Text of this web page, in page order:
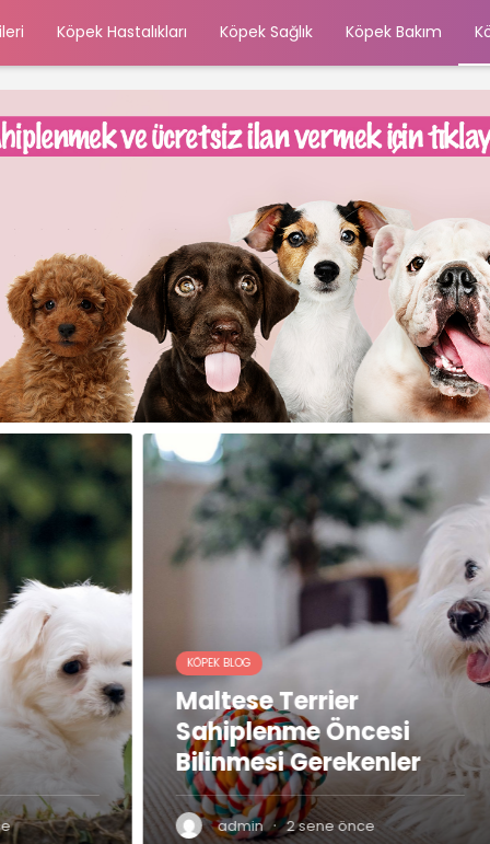
Köpek Hastalıkları Köpek Sağlık Köpek Bakım
Terrier
Öncesi
Gerekenler
· 2 sene önce
Hangi Cins
Köpek Erkek
admin · 2 sene önce